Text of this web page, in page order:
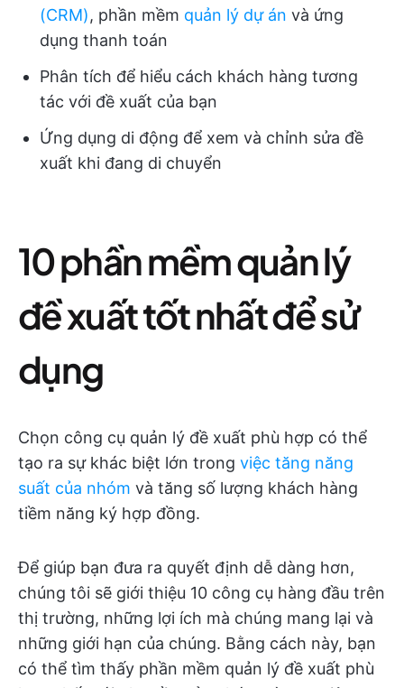
(CRM), phần mềm quản lý dự án và ứng
dụng thanh toán
Phân tích để hiểu cách khách hàng tương
tác với đề xuất của bạn
Ứng dụng di động để xem và chỉnh sửa đề
xuất khi đang di chuyển
10 phần mềm quản lý
đề xuất tốt nhất để sử
dụng
Chọn công cụ quản lý đề xuất phù hợp có thể
tạo ra sự khác biệt lớn trong việc tăng năng
suất của nhóm và tăng số lượng khách hàng
tiềm năng ký hợp đồng.
Để giúp bạn đưa ra quyết định dễ dàng hơn,
chúng tôi sẽ giới thiệu 10 công cụ hàng đầu trên
thị trường, những lợi ích mà chúng mang lại và
những giới hạn của chúng. Bằng cách này, bạn
có thể tìm thấy phần mềm quản lý đề xuất phù